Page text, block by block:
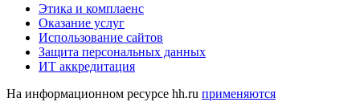
Этика и комплаенс
Оказание услуг
Использование сайтов
Защита персональных данных
ИТ аккредитация
На информационном ресурсе hh.ru применяются